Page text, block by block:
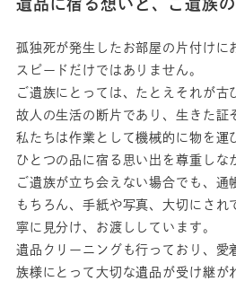
孤独死が発生したお部屋の片付けに
スピードだけではありません。
ご遺族にとっては、たとえそれが古
故人の生活の断片であり、生きた証
私たちは作業として機械的に物を運
ひとつの品に宿る思い出を尊重しな
ご遺族が立ち会えない場合でも、通
もちろん、手紙や写真、大切にされ
寧に見分け、お渡ししています。
遺品クリーニングも行っており、愛
族様にとって⼤切な遺品が受け継が